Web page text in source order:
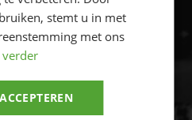
stemt u in met
met ons
verder